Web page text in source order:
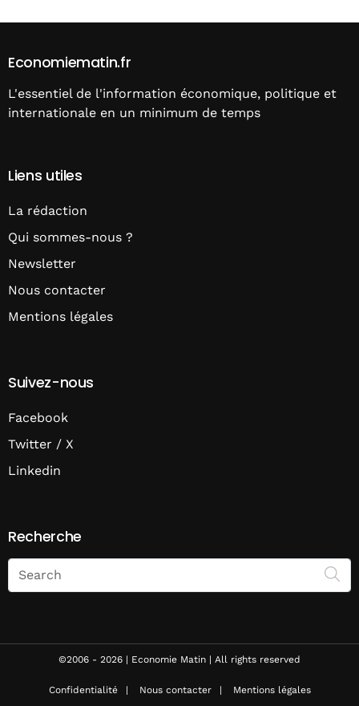
Economiematin.fr
L'essentiel de l'information économique, politique et
internationale en un minimum de temps
Liens utiles
La rédaction
Qui sommes-nous ?
Newsletter
Nous contacter
Mentions légales
Suivez-nous
Facebook
Twitter / X
Linkedin
Recherche
Search
on
Economie
©2006 - 2026 | Economie Matin | All rights reserved
Confidentialité Nous contacter Mentions légales